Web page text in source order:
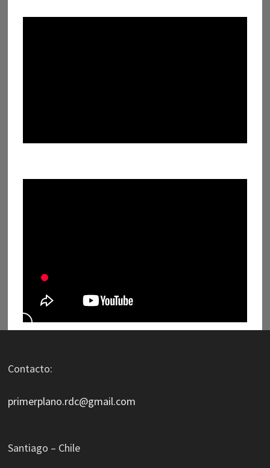
Contacto:
primerplano.rdc@gmail.com
Santiago – Chile